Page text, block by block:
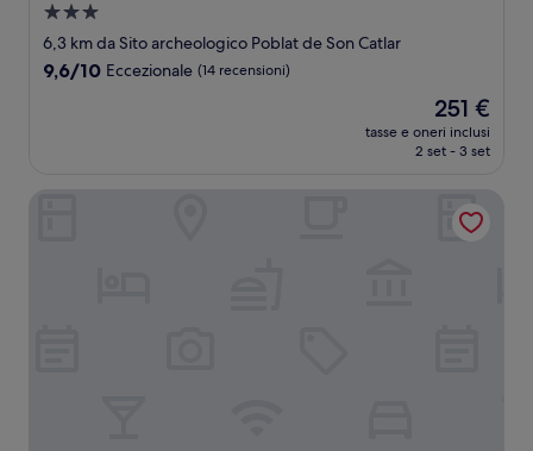
Struttura
a
3.0
6,3 km da Sito archeologico Poblat de Son Catlar
9.6
9,6/10 Eccezionale (14 recensioni)
Il
prezzo
attuale
251 €
251 €
tasse e oneri inclusi
2 set - 3 set